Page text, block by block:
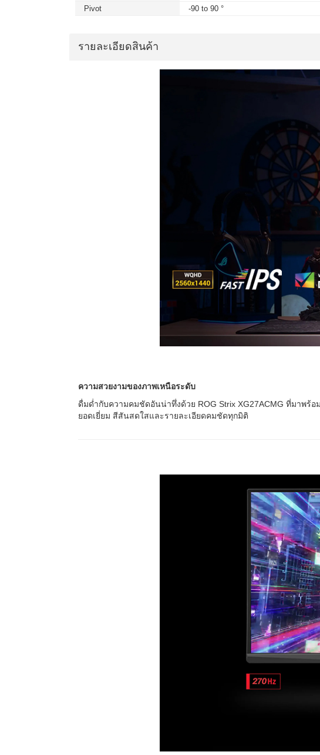
Pivot
-90 to 90 °
รายละเอียดสินค้า
ความสวยงามของภาพเหนือระดับ
ดื่มด่ำกับความคมชัดอันน่าทึ่งด้วย ROG Strix XG27ACMG ที่มาพร้
ยอดเยี่ยม สีสันสดใสและรายละเอียดคมชัดทุกมิติ